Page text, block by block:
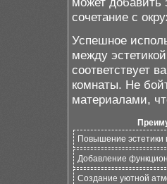
сочетание с
Успешное
между
соответствует
комнаты. Не
материалами,
Повышение эстетики
Добавление
Создание уютной